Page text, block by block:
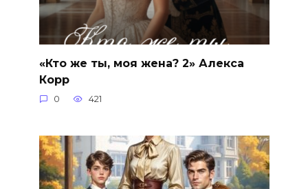
«Кто же ты, моя жена? 2» Алекса
Корр
0 421